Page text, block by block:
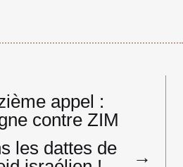
appel :
contre ZIM
les dattes de
→